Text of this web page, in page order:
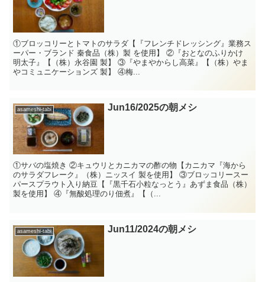
①ブロッコリーとトマトのサラダ【『フレンチドレッシング』業務ス
ーパー・ブランド 秦食品（株）製 を使用】 ②『おとなのふりかけ
明太子』【（株）永谷園 製】 ③『やまやからし高菜』【（株）やま
やコミュニケーションズ 製】 ④梅...
asameshi-tabi Jun16/2025の朝メシ
①サバの塩焼き ②キュウリとカニカマの酢の物【カニカマ『海から
のサラダフレーク』（株）ニッスイ 製を使用】 ③ブロッコリースー
パースプラウト入り納豆【『黒千石小粒なっとう』あずま食品（株）
製を使用】 ④『無酸処理のり佃煮』【（...
asameshi-tabi Jun11/2024の朝メシ